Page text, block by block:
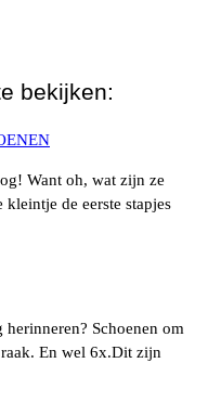
bekijken:
Want oh, wat zijn ze
de eerste stapjes
Schoenen om
En wel 6x.Dit zijn